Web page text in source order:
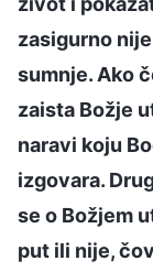
zasigurno
sumnje. Ako
zaista Božje
naravi koju
izgovara.
se o Božjem
put ili nije,